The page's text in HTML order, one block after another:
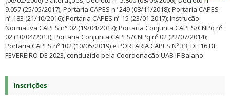
9.057 (25/05/2017); Portaria CAPES nº 249 (08/11/2018); Portaria CAPES
nº 183 (21/10/2016); Portaria CAPES nº 15 (23/01 2017); Instrução
Normativa CAPES n° 02 (19/04/2017); Portaria Conjunta CAPES/CNPq nº
02 (10/04/2013); Portaria Conjunta CAPES/CNPq nº 02 (22/07/2014);
Portaria CAPES nº 102 (10/05/2019) e PORTARIA CAPES Nº 33, DE 16 DE
FEVEREIRO DE 2023, conduzido pela Coordenação UAB IF Baiano.
Inscrições